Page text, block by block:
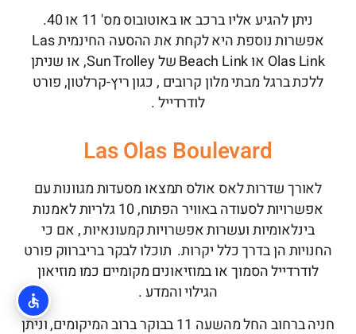
ניתן להגיע אליו ברכב או באוטובוס מס' 11 או 40.
אפשרות נוספת היא לקחת את ההסעה החינמית Las
Olas Link או Beach Link של Sun Trolley, או שניתן
ללכת ברגל מבתי מלון קרובים , כגון ריץ-קרלטון, פורט
לודרדייל .
Las Olas Boulevard
לאורך שדרות לאס אולס תמצאו מסעדות מגוונות עם
אפשרויות לסעודה באוויר הפתוח, 10 גלריות לאמנות
בינלאומיות ועשרות אפשרויות קמעונאיות , אם כי
החנויות הן בדרך כלל יקרות. תוכלו לבקר בריברווק פורט
לודרדייל הסמוך או במוזיאונים מקומיים כמו מוזיאון
הגילוי והמדע .
חניה ברחוב החל מהשעה 11 בבוקר ברוב המיקומים, וניתן